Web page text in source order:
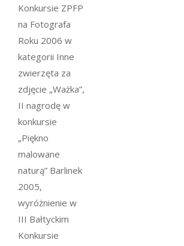
Konkursie ZPFP
na Fotografa
Roku 2006 w
kategorii Inne
zwierzęta za
zdjęcie „Ważka”,
II nagrodę w
konkursie
„Piękno
malowane
naturą” Barlinek
2005,
wyróżnienie w
III Bałtyckim
Konkursie